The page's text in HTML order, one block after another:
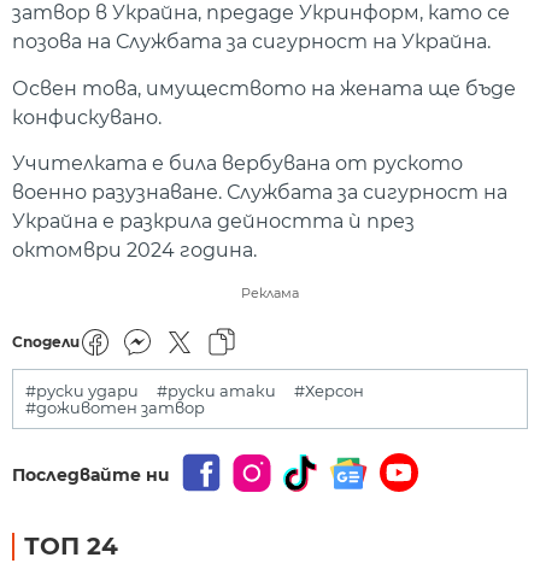
затвор в Украйна, предаде Укринформ, като се
позова на Службата за сигурност на Украйна.
Освен това, имуществото на жената ще бъде
конфискувано.
Учителката е била вербувана от руското
военно разузнаване. Службата за сигурност на
Украйна е разкрила дейността ѝ през
октомври 2024 година.
Реклама
Сподели
#руски удари #руски атаки
#Херсон
#доживотен затвор
Последвайте ни
ТОП 24